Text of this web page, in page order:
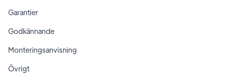
Garantier
Godkännande
Monteringsanvisning
Övrigt